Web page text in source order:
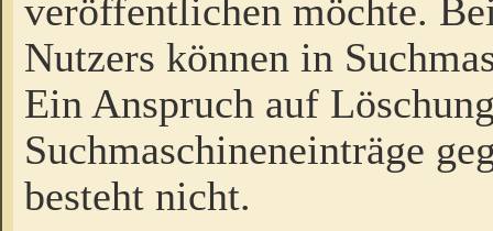
veröffentlichen möchte.
Nutzers können in
Ein Anspruch auf
Suchmaschineneinträge
besteht nicht.